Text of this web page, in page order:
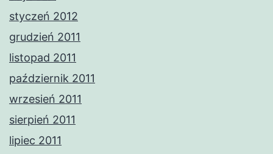
styczeń 2012
grudzień 2011
listopad 2011
październik 2011
wrzesień 2011
sierpień 2011
lipiec 2011